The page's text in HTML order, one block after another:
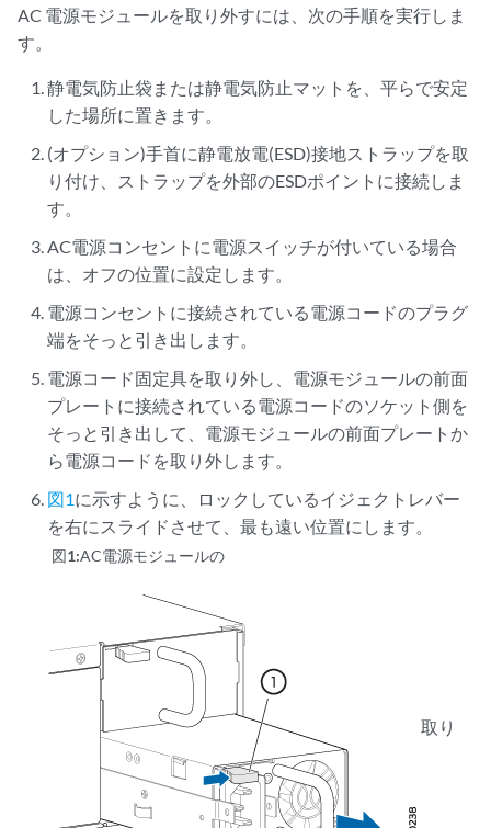
AC 電源モジュールを取り外すには、次の手順を実行しま
す。
静電気防止袋または静電気防止マットを、平らで安定
した場所に置きます。
(オプション)手首に静電放電(ESD)接地ストラップを取
り付け、ストラップを外部のESDポイントに接続しま
す。
AC電源コンセントに電源スイッチが付いている場合
は、オフの位置に設定します。
電源コンセントに接続されている電源コードのプラグ
端をそっと引き出します。
電源コード固定具を取り外し、電源モジュールの前面
プレートに接続されている電源コードのソケット側を
そっと引き出して、電源モジュールの前面プレートか
ら電源コードを取り外します。
図1に示すように、ロックしているイジェクトレバー
を右にスライドさせて、最も遠い位置にします。
図1:AC電源モジュールの
取り